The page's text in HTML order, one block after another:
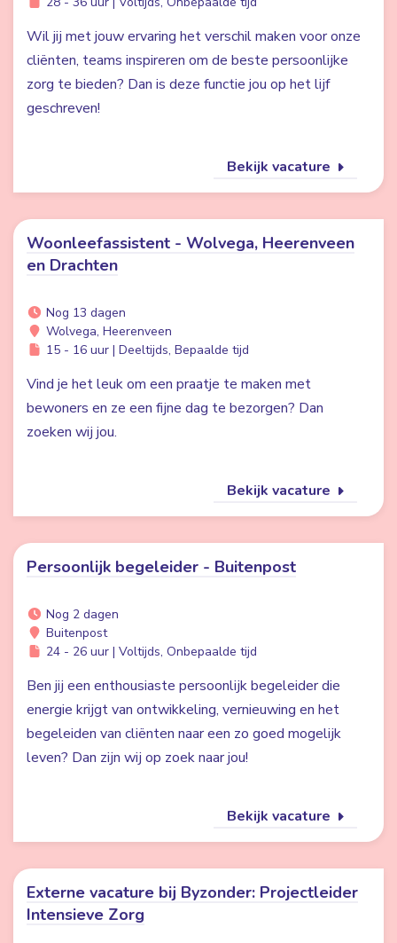
Wil jij met jouw ervaring het verschil maken voor onze
cliënten, teams inspireren om de beste persoonlijke
zorg te bieden? Dan is deze functie jou op het lijf
geschreven!
Bekijk vacature
Woonleefassistent - Wolvega, Heerenveen
en Drachten
Nog 13 dagen
Wolvega, Heerenveen
15 - 16 uur | Deeltijds, Bepaalde tijd
Vind je het leuk om een praatje te maken met
bewoners en ze een fijne dag te bezorgen? Dan
zoeken wij jou.
Bekijk vacature
Persoonlijk begeleider - Buitenpost
Nog 2 dagen
Buitenpost
24 - 26 uur | Voltijds, Onbepaalde tijd
Ben jij een enthousiaste persoonlijk begeleider die
energie krijgt van ontwikkeling, vernieuwing en het
begeleiden van cliënten naar een zo goed mogelijk
leven? Dan zijn wij op zoek naar jou!
Bekijk vacature
Externe vacature bij Byzonder: Projectleider
Intensieve Zorg